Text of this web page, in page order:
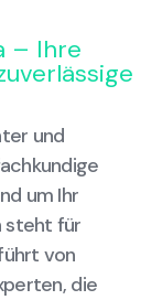
– Ihre
und
um Ihr
steht für
von
die